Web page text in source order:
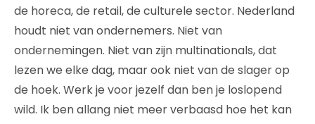
de horeca, de retail, de culturele sector. Nederland
houdt niet van ondernemers. Niet van
ondernemingen. Niet van zijn multinationals, dat
lezen we elke dag, maar ook niet van de slager op
de hoek. Werk je voor jezelf dan ben je loslopend
wild. Ik ben allang niet meer verbaasd hoe het kan